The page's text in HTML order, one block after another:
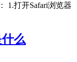
1.打开Safari浏览器
么